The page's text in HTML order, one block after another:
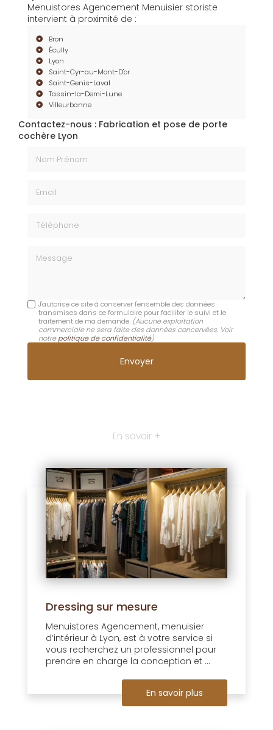
Menuistores Agencement Menuisier storiste
intervient à proximité de :
Bron
Écully
Lyon
Saint-Cyr-au-Mont-D'or
Saint-Genis-Laval
Tassin-la-Demi-Lune
Villeurbanne
Contactez-nous : Fabrication et pose de porte
cochère Lyon
J'autorise ce site à conserver l'ensemble des données
transmises dans ce formulaire pour faciliter le suivi et le
traitement de ma demande. (Aucune exploitation
commerciale ne sera faite des données concervées. Voir
notrepolitique de confidentialité)
En savoir +
Dressing sur mesure
Menuistores Agencement, menuisier
d’intérieur à Lyon, est à votre service si
vous recherchez un professionnel pour
prendre en charge la conception et ...
En savoir plus